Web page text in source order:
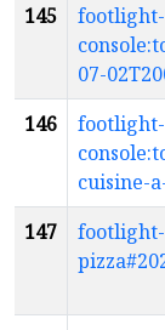
145
footlight-
07-
146
footlight-
cuisine-
147
footlight-